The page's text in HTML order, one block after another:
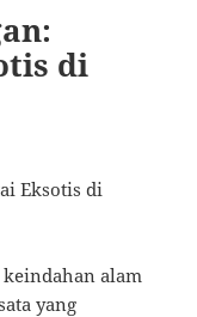
di
Eksotis di
keindahan alam
yang